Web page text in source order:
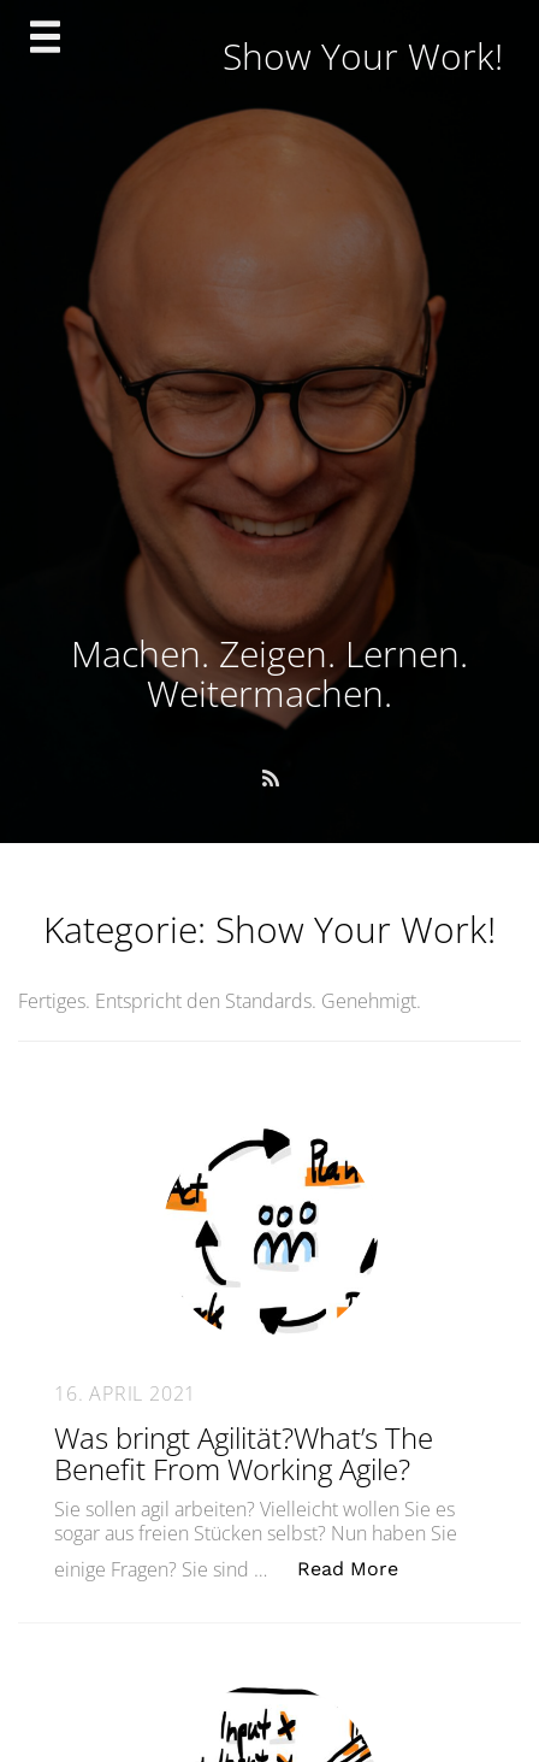
Skip
Show Your Work!
Machen. Zeigen. Lernen.
Weitermachen.
Kategorie: Show Your Work!
Fertiges. Entspricht den Standards. Genehmigt.
16. APRIL 2021
Was bringt Agilität?What’s The
Benefit From Working Agile?
Sie sollen agil arbeiten? Vielleicht wollen Sie es
sogar aus freien Stücken selbst? Nun haben Sie
einige Fragen? Sie sind …
Read More„Was bringt